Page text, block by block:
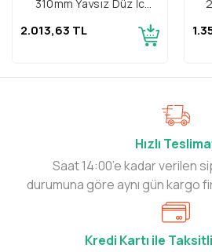
310mm Yaysız Düz İç
2.013,63 TL
Hızlı
Saat 14:00’e kadar verilen
durumuna göre aynı gün kargo
Kredi Kartı ile